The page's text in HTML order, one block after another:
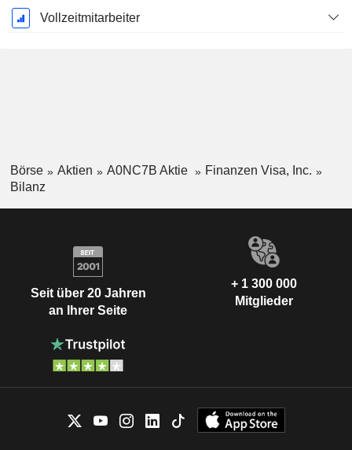
Vollzeitmitarbeiter
Börse Aktien A0NC7B Aktie
Finanzen Visa, Inc.
Bilanz
Seit über 20 Jahren
an Ihrer Seite
+ 1 300 000
Mitglieder